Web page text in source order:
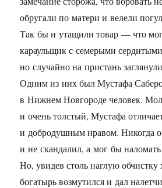
обругали по матери и велели
Так бы и утащили товар — что мог
караульщик с семерыми
но случайно на пристань
Одним из них был Мустафа
в Нижнем Новгороде человек.
и очень толстый, Мустафа
и добродушным нравом. Никогда
и не скандалил, а мог бы
Но, увидев столь наглую обчистку
богатырь возмутился и дал